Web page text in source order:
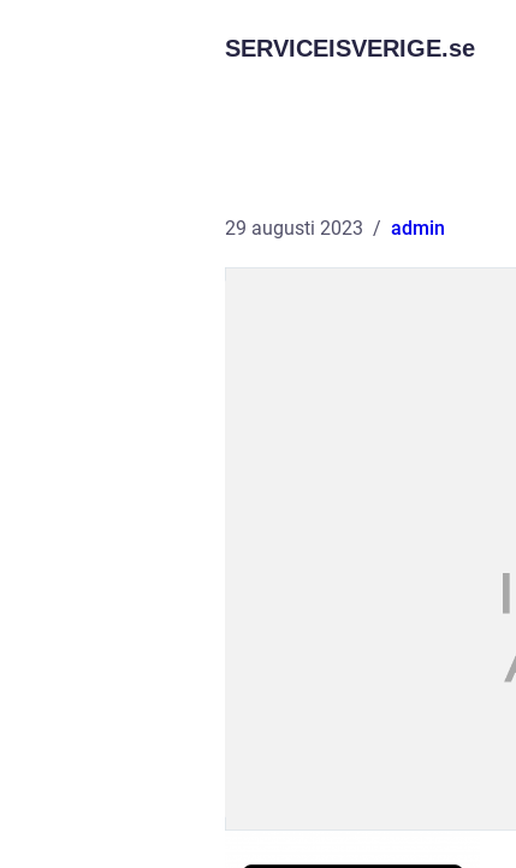
SERVICEISVERIGE.se
29 augusti 2023 admin